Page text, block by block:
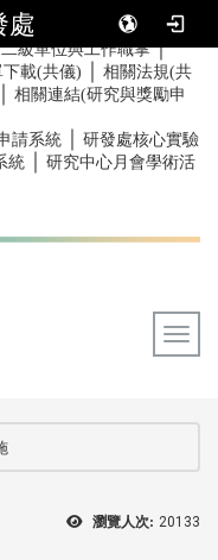
處
二級單位與工作職掌｜
下載(共儀)
相關法規(共
相關連結(研究與獎勵申
請系統
研發處核心實驗
統
研究中心月會學術活
瀏覽人次: 20133